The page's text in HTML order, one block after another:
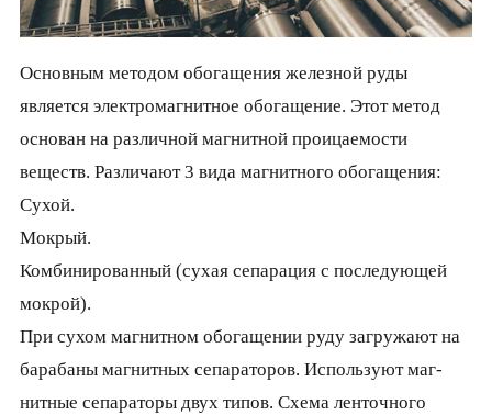
Основным методом обогащения железной руды
является электромагнитное обогащение. Этот метод
основан на различной магнитной проицаемости
веществ. Различают 3 вида магнитного обогащения:
Сухой.
Мокрый.
Комбинированный (сухая сепарация с последующей
мокрой).
При сухом магнитном обогащении руду загружают на
барабаны магнитных сепараторов. Используют маг­
нитные сепараторы двух типов. Схема ленточного